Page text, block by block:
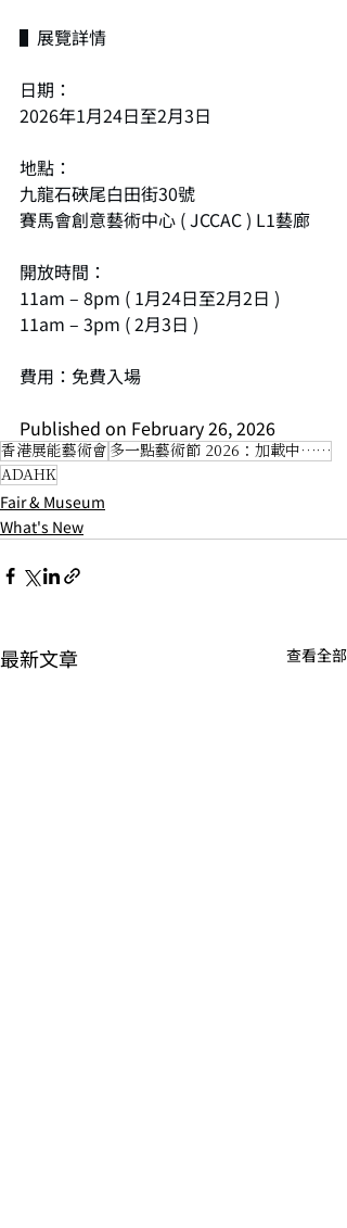
▌展覽詳情
日期：
2026年1月24日至2月3日
地點：
九龍石硤尾白田街30號
賽馬會創意藝術中心 ( JCCAC ) L1藝廊
開放時間：
11am – 8pm ( 1月24日至2月2日 )
11am – 3pm ( 2月3日 )
費用：免費入場
Published on February 26, 2026
香港展能藝術會 多一點藝術節 2026：加載中……
ADAHK
Fair & Museum
What's New
最新文章 查看全部